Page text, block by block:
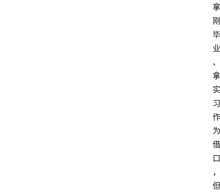
拿
刚
毕
业
、
拿
实
习
作
为
借
口
，
但